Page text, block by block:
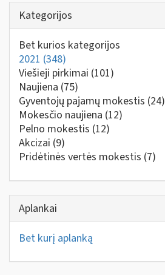
Kategorijos
Bet kurios kategorijos
2021 (348)
Viešieji pirkimai (101)
Naujiena (75)
Gyventojų pajamų mokestis (24)
Mokesčio naujiena (12)
Pelno mokestis (12)
Akcizai (9)
Pridėtinės vertės mokestis (7)
Aplankai
Bet kurį aplanką